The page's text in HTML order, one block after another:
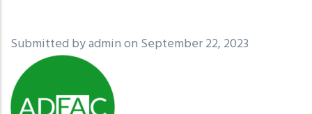
Submitted byadminon September 22, 2023